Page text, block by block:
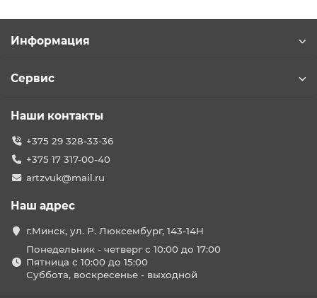
Информация
Сервис
Наши контакты
+375 29 328-33-36
+375 17 317-00-40
artzvuk@mail.ru
Наш адрес
г.Минск, ул. Р. Люксембург, 143-14Н
Понедельник - четверг с 10:00 до 17:00
Пятница с 10:00 до 15:00
Суббота, воскресенье - выходной